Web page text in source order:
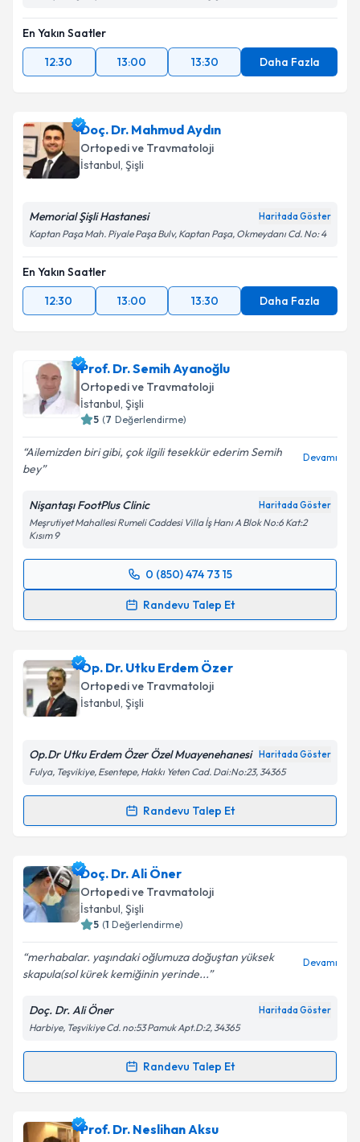
En Yakın Saatler
12:30
13:00 13:30 Daha Fazla
Doç. Dr. Mahmud Aydın
Ortopedi ve Travmatoloji
İstanbul, Şişli
Memorial Şişli Hastanesi Haritada Göster
Kaptan Paşa Mah. Piyale Paşa Bulv, Kaptan Paşa, Okmeydanı Cd. No: 4
En Yakın Saatler
12:30
13:00 13:30 Daha Fazla
Prof. Dr. Semih Ayanoğlu
Ortopedi ve Travmatoloji
İstanbul, Şişli
5 (7 Değerlendirme)
Ailemizden biri gibi, çok ilgili tesekkür ederim Semih
bey
Devamı
Nişantaşı FootPlus Clinic Haritada Göster
Meşrutiyet Mahallesi Rumeli Caddesi Villa İş Hanı A Blok No:6 Kat:2
Kısım 9
0 (850) 474 73 15
Randevu Talep Et
Randevu Takvimi Talebi
takvim hazırlandığında e-posta ile bilgilendireceğiz.
E-posta Adresiniz
Kişisel verilerimin işlenmesine ilişkinAydınlatma
Metni'ni okudum ve kişisel verilerimin belirtilen
kapsamda işlenmesini kabul ediyorum.
Op. Dr. Utku Erdem Özer
Ortopedi ve Travmatoloji
İstanbul, Şişli
Op.Dr Utku Erdem Özer Özel Muayenehanesi Haritada Göster
Fulya, Teşvikiye, Esentepe, Hakkı Yeten Cad. Dai:No:23, 34365
Randevu Talep Et
Randevu Takvimi Talebi
Op. Dr. Utku Erdem Özer
oluşturun. Size bu uzmandan randevu almanız için bir
takvim hazırlandığında e-posta ile bilgilendireceğiz.
Kişisel verilerimin işlenmesine ilişkin
Aydınlatma
Metni'ni okudum ve kişisel verilerimin belirtilen
kapsamda işlenmesini kabul ediyorum.
Doç. Dr. Ali Öner
Ortopedi ve Travmatoloji
İstanbul, Şişli
5 (1 Değerlendirme)
merhabalar. yaşındaki oğlumuza doğuştan yüksek
skapula(sol kürek kemiğinin yerinde...
Devamı
Doç. Dr. Ali Öner Haritada Göster
Harbiye, Teşvikiye Cd. no:53 Pamuk Apt.D:2, 34365
Randevu Talep Et
Randevu Takvimi Talebi
Doç. Dr. Ali Öneriçin randevu takvimi talebi
Prof. Dr. Neslihan Aksu